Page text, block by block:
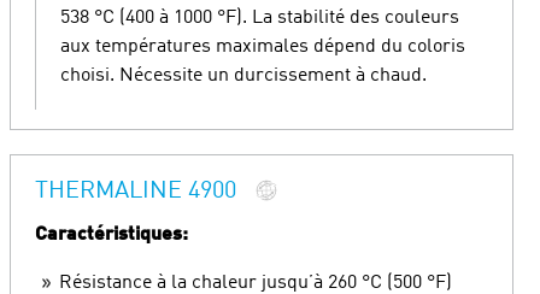
538 °C (400 à 1000 °F). La stabilité des couleurs
aux températures maximales dépend du coloris
choisi. Nécessite un durcissement à chaud.
THERMALINE 4900
Caractéristiques:
Résistance à la chaleur jusqu’à 260 °C (500 °F)